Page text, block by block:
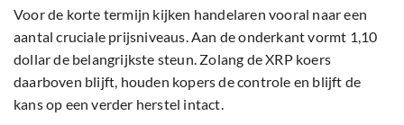
Voor de korte termijn kijken handelaren vooral naar een
aantal cruciale prijsniveaus. Aan de onderkant vormt 1,10
dollar de belangrijkste steun. Zolang de XRP koers
daarboven blijft, houden kopers de controle en blijft de
kans op een verder herstel intact.